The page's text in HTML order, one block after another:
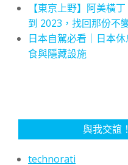
【東京上野】阿美橫
到 2023，找回那份不
日本自駕必看｜日本
食與隱藏設施
與我交誼
technorati